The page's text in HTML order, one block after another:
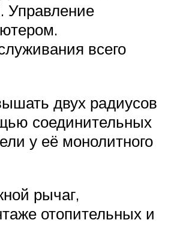
Управление
всего
двух радиусов
соединительных
у её монолитного
рычаг,
отопительных и